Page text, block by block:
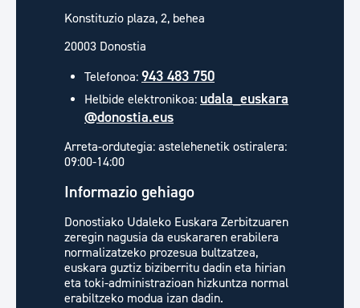
Konstituzio plaza, 2, behea
20003 Donostia
Telefonoa: 943 483 750
Helbide elektronikoa: udala_euskara
@donostia.eus
Arreta-ordutegia: astelehenetik ostiralera:
09:00-14:00
Informazio gehiago
Donostiako Udaleko Euskara Zerbitzuaren
zeregin nagusia da euskararen erabilera
normalizatzeko prozesua bultzatzea,
euskara guztiz biziberritu dadin eta hirian
eta toki-administrazioan hizkuntza normal
erabiltzeko modua izan dadin.